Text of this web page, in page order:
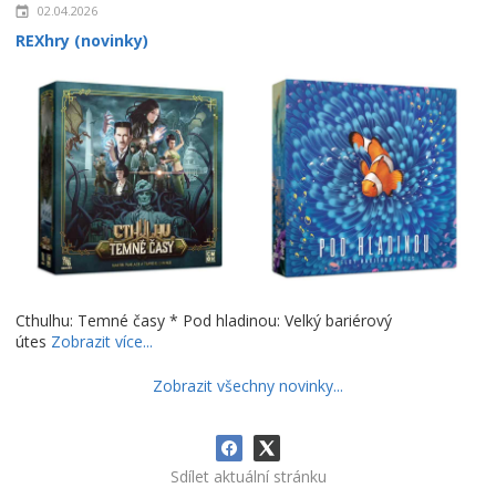
02.04.2026
REXhry (novinky)
Cthulhu: Temné časy * Pod hladinou: Velký bariérový
útes Zobrazit více...
Zobrazit všechny novinky...
Sdílet aktuální stránku